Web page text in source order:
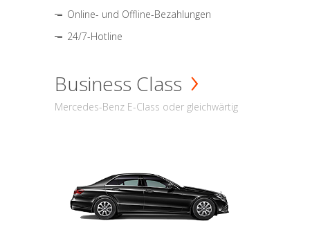
Online- und Offline-Bezahlungen
24/7-Hotline
Business Class
Mercedes-Benz E-Class oder gleichwärtig